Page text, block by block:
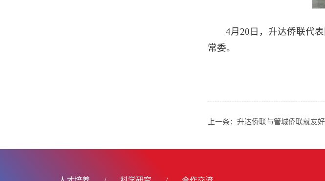
4月20日，升达侨联代
常委。
上一条： 升达侨联与管城侨联就友